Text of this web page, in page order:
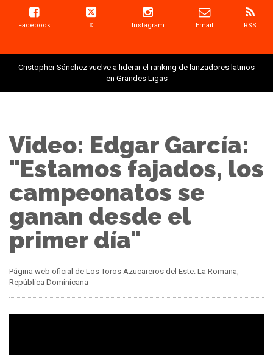
Facebook X Instagram Email RSS
Cristopher Sánchez vuelve a liderar el ranking de lanzadores latinos
en Grandes Ligas
Video: Edgar García:
"Estamos fajados, los
campeonatos se
ganan desde el
primer día"
Página web oficial de Los Toros Azucareros del Este. La Romana,
República Dominicana